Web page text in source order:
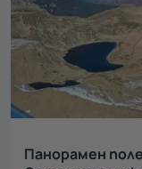
Панорамен